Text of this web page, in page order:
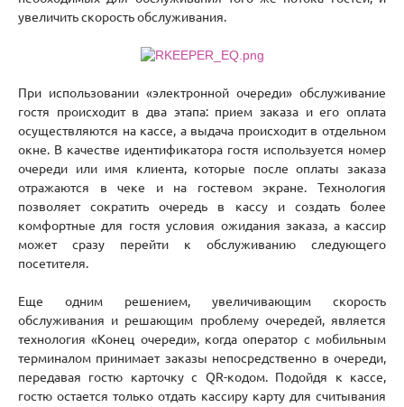
увеличить скорость обслуживания.
При использовании «электронной очереди» обслуживание
гостя происходит в два этапа: прием заказа и его оплата
осуществляются на кассе, а выдача происходит в отдельном
окне. В качестве идентификатора гостя используется номер
очереди или имя клиента, которые после оплаты заказа
отражаются в чеке и на гостевом экране. Технология
позволяет сократить очередь в кассу и создать более
комфортные для гостя условия ожидания заказа, а кассир
может сразу перейти к обслуживанию следующего
посетителя.
Еще одним решением, увеличивающим скорость
обслуживания и решающим проблему очередей, является
технология «Конец очереди», когда оператор с мобильным
терминалом принимает заказы непосредственно в очереди,
передавая гостю карточку с QR-кодом. Подойдя к кассе,
гостю остается только отдать кассиру карту для считывания